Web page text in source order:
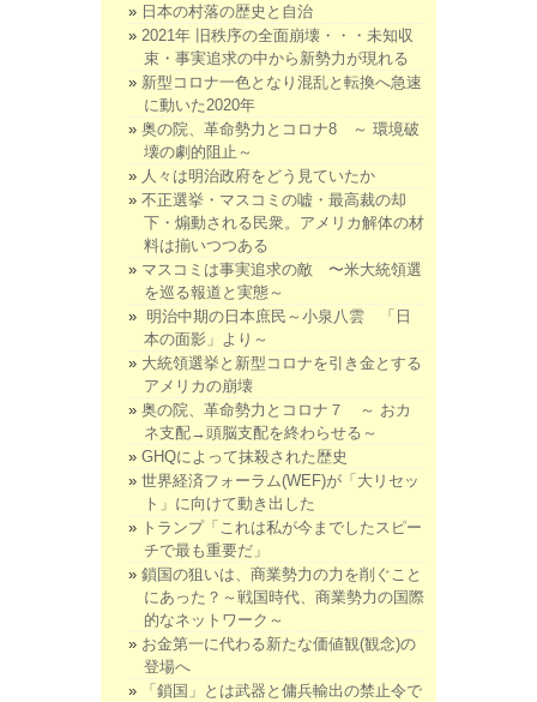
日本の村落の歴史と自治
2021年 旧秩序の全面崩壊・・・未知収
束・事実追求の中から新勢力が現れる
新型コロナ一色となり混乱と転換へ急速
に動いた2020年
奥の院、革命勢力とコロナ8 ～ 環境破
壊の劇的阻止～
人々は明治政府をどう見ていたか
不正選挙・マスコミの嘘・最高裁の却
下・煽動される民衆。アメリカ解体の材
料は揃いつつある
マスコミは事実追求の敵 〜米大統領選
を巡る報道と実態～
明治中期の日本庶民～小泉八雲 「日
本の面影」より～
大統領選挙と新型コロナを引き金とする
アメリカの崩壊
奥の院、革命勢力とコロナ７ ～ おカ
ネ支配→頭脳支配を終わらせる～
GHQによって抹殺された歴史
世界経済フォーラム(WEF)が「大リセッ
ト」に向けて動き出した
トランプ「これは私が今までしたスピー
チで最も重要だ」
鎖国の狙いは、商業勢力の力を削ぐこと
にあった？～戦国時代、商業勢力の国際
的なネットワーク～
お金第一に代わる新たな価値観(観念)の
登場へ
「鎖国」とは武器と傭兵輸出の禁止令で